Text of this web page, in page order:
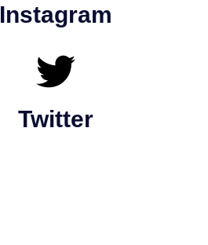
Instagram
Twitter